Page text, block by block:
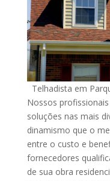
Telhadista em
Nossos
soluções nas mais
dinamismo que o
entre o custo e
fornecedores
de sua obra